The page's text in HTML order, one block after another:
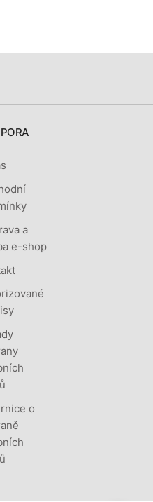
a
e-shop
o